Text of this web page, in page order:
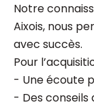
Notre
Aixois, nous
avec succès.
Pour
- Une écoute
- Des conseils